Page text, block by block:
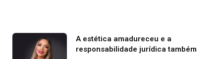
A estética amadureceu e a
responsabilidade jurídica também